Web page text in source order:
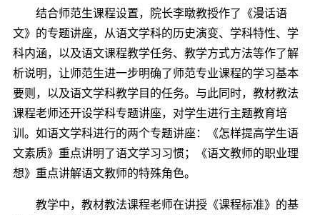
结合师范生课程设置，院长李暾教授作了《漫话语
文》的专题讲座，从语文学科的历史演变、学科特性、学
科内涵，以及语文课程教学任务、教学方式方法等作了解
析说明，让师范生进一步明确了师范专业课程的学习基本
要则，以及语文学科教学目的任务。与此同时，教材教法
课程老师还开设学科专题讲座，对学生进行主题教育培
训。如语文学科进行的两个专题讲座：《怎样提高学生语
文素质》重点讲明了语文学习习惯；《语文教师的职业理
想》重点讲解语文教师的特殊角色。
教学中，教材教法课程老师在讲授《课程标准》的基